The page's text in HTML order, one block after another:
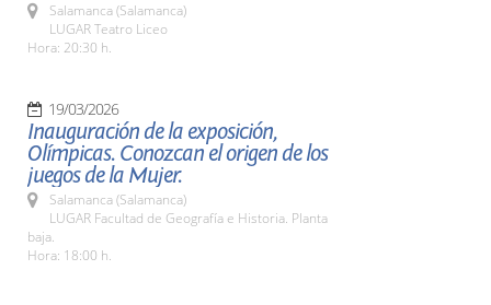
Salamanca (Salamanca)
LUGAR Teatro Liceo
Hora: 20:30 h.
19/03/2026
Inauguración de la exposición,
Olímpicas. Conozcan el origen de los
juegos de la Mujer.
Salamanca (Salamanca)
LUGAR Facultad de Geografía e Historia. Planta
baja.
Hora: 18:00 h.